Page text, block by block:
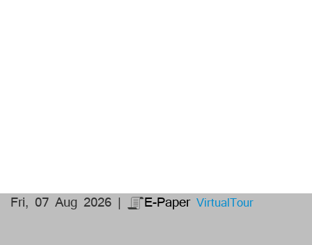
Fri, 07 Aug 2026 | E-Paper VirtualTour